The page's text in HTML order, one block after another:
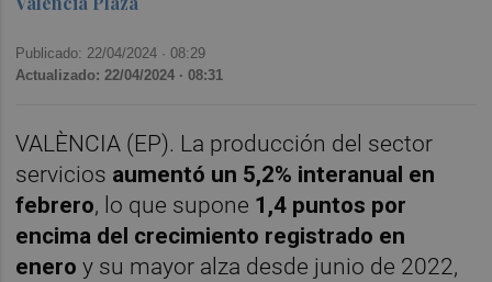
Publicado: 22/04/2024 ·08:29
Actualizado: 22/04/2024 · 08:31
VALÈNCIA (EP). La producción del sector
servicios aumentó un 5,2% interanual en
febrero, lo que supone 1,4 puntos por
encima del crecimiento registrado en
eneroy su mayor alza desde junio de 2022,